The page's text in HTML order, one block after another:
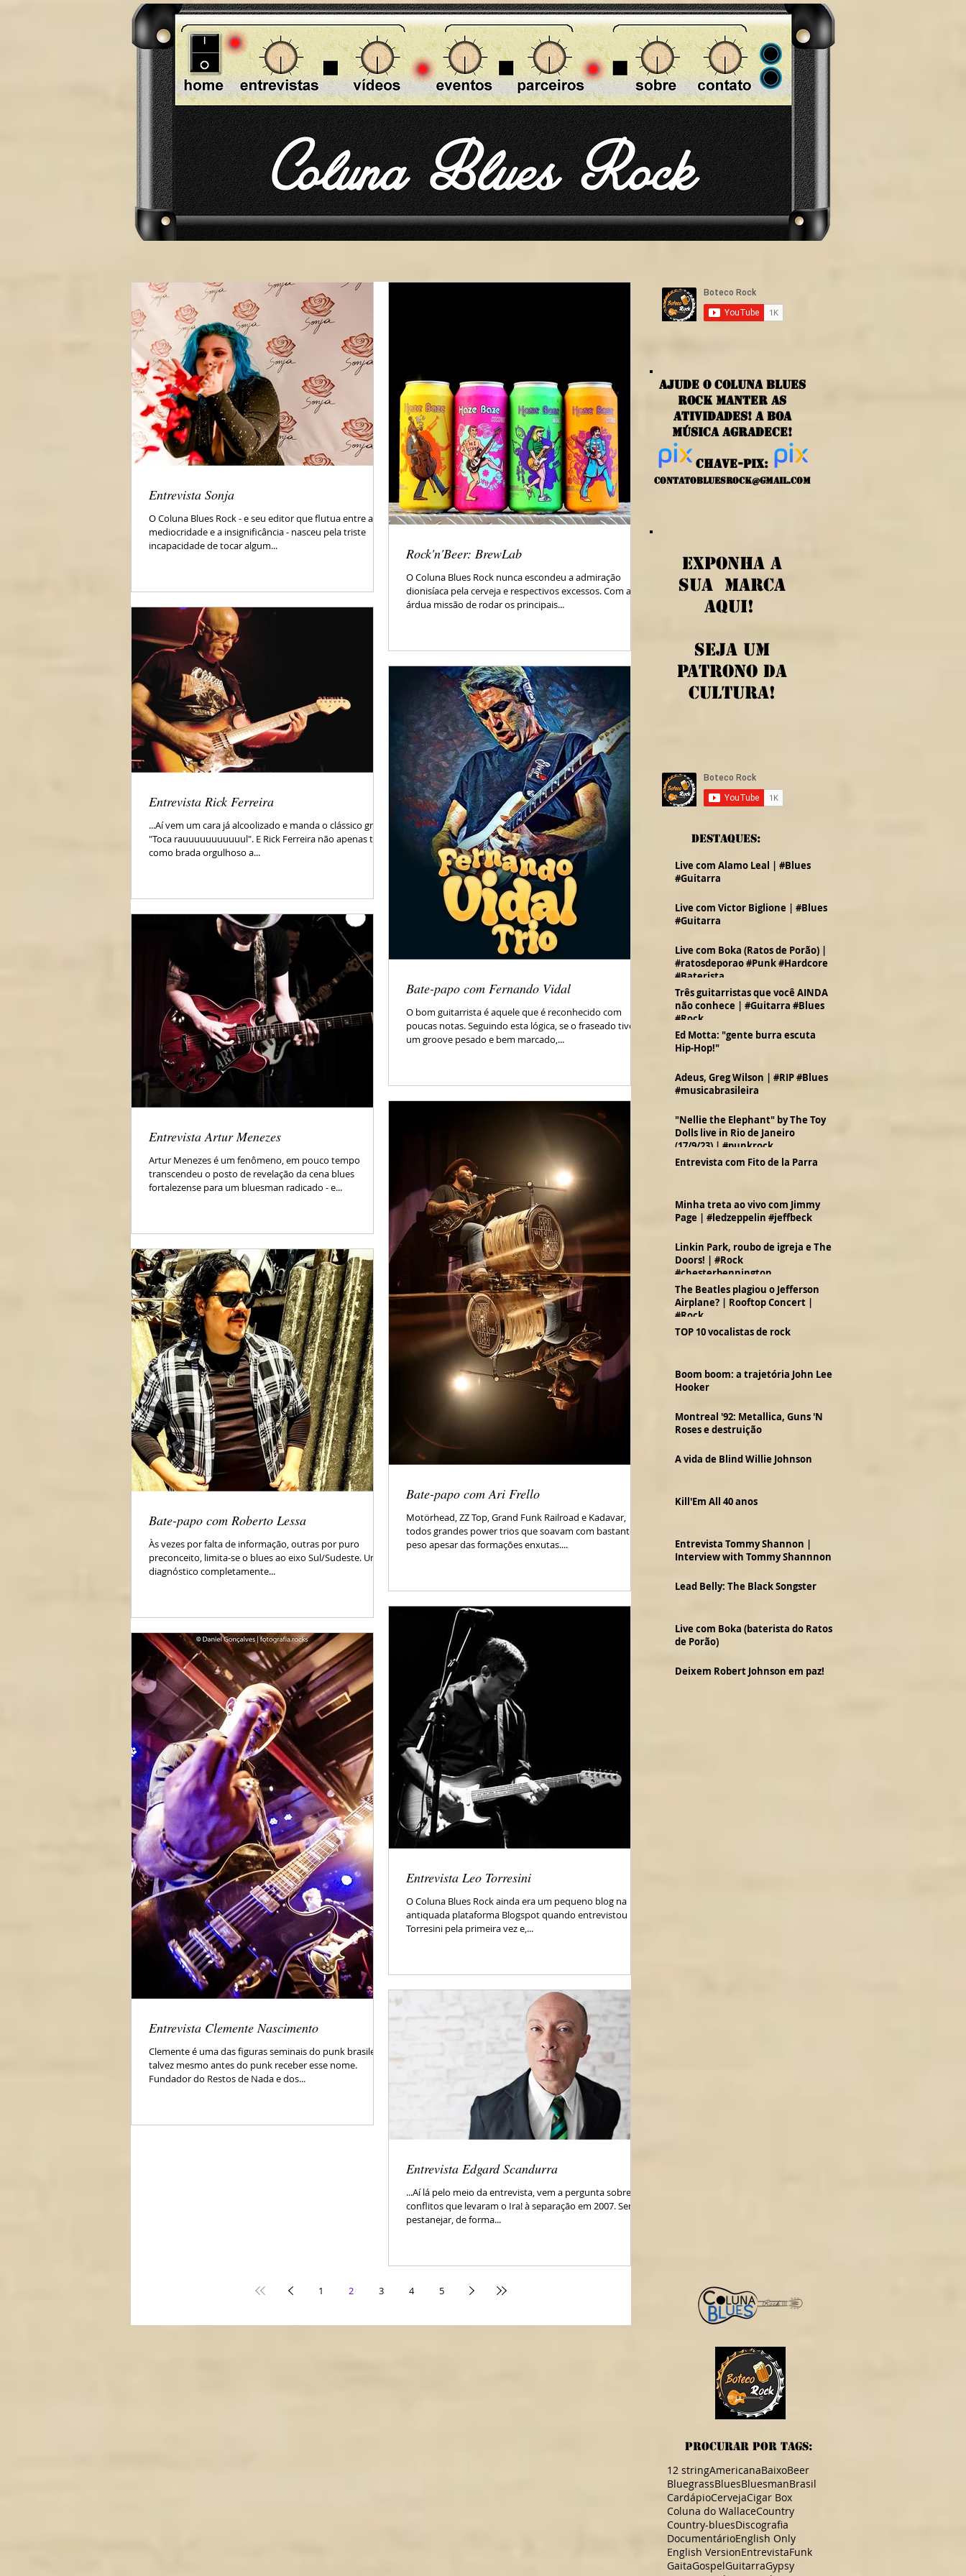
Entrevista Sonja
O Coluna Blues Rock - e seu editor que flutua entre a
mediocridade e a insignificância - nasceu pela triste
incapacidade de tocar algum...
Rock'n'Beer: BrewLab
O Coluna Blues Rock nunca escondeu a admiração
dionisíaca pela cerveja e respectivos excessos. Com a
árdua missão de rodar os principais...
Entrevista Rick Ferreira
...Aí vem um cara já alcoolizado e manda o clássico grito
"Toca rauuuuuuuuuuul". E Rick Ferreira não apenas toca
como brada orgulhoso a...
Bate-papo com Fernando Vidal
O bom guitarrista é aquele que é reconhecido com
poucas notas. Seguindo esta lógica, se o fraseado tiver
um groove pesado e bem marcado,...
Entrevista Artur Menezes
Artur Menezes é um fenômeno, em pouco tempo
transcendeu o posto de revelação da cena blues
fortalezense para um bluesman radicado - e...
Bate-papo com Ari Frello
Motörhead, ZZ Top, Grand Funk Railroad e Kadavar,
todos grandes power trios que soavam com bastante
peso apesar das formações enxutas....
Bate-papo com Roberto Lessa
Às vezes por falta de informação, outras por puro
preconceito, limita-se o blues ao eixo Sul/Sudeste. Um
diagnóstico completamente...
Entrevista Leo Torresini
O Coluna Blues Rock ainda era um pequeno blog na
antiquada plataforma Blogspot quando entrevistou Leo
Torresini pela primeira vez e,...
Entrevista Clemente Nascimento
Clemente é uma das figuras seminais do punk brasileiro,
talvez mesmo antes do punk receber esse nome.
Fundador do Restos de Nada e dos...
Entrevista Edgard Scandurra
...Aí lá pelo meio da entrevista, vem a pergunta sobre os
conflitos que levaram o Ira! à separação em 2007. Sem
pestanejar, de forma...
1 2 3 4 5
ajude o coluna blues
rock manter as
atividades! a boa
música agradece!
chave-PIX:
contatobluesrock@gmail.com
exponha a
sua marca
aqui!
Seja um
patrono da
cultura!
Destaques:
Live com Alamo Leal | #Blues
#Guitarra
Live com Victor Biglione | #Blues
#Guitarra
Live com Boka (Ratos de Porão) |
#ratosdeporao #Punk #Hardcore
#Baterista
Três guitarristas que você AINDA
não conhece | #Guitarra #Blues
#Rock
Ed Motta: "gente burra escuta
Hip-Hop!"
Adeus, Greg Wilson | #RIP #Blues
#musicabrasileira
"Nellie the Elephant" by The Toy
Dolls live in Rio de Janeiro
(17/9/23) | #punkrock
Entrevista com Fito de la Parra
Minha treta ao vivo com Jimmy
Page | #ledzeppelin #jeffbeck
Linkin Park, roubo de igreja e The
Doors! | #Rock
#chesterbennington
The Beatles plagiou o Jefferson
Airplane? | Rooftop Concert |
#Rock
TOP 10 vocalistas de rock
Boom boom: a trajetória John Lee
Hooker
Montreal '92: Metallica, Guns 'N
Roses e destruição
A vida de Blind Willie Johnson
Kill'Em All 40 anos
Entrevista Tommy Shannon |
Interview with Tommy Shannnon
Lead Belly: The Black Songster
Live com Boka (baterista do Ratos
de Porão)
Deixem Robert Johnson em paz!
procurar por TAGS:
12 stringAmericanaBaixoBeer
BluegrassBluesBluesmanBrasil
CardápioCervejaCigar Box
Coluna do WallaceCountry
Country-bluesDiscografia
DocumentárioEnglish Only
English VersionEntrevistaFunk
GaitaGospelGuitarraGypsy